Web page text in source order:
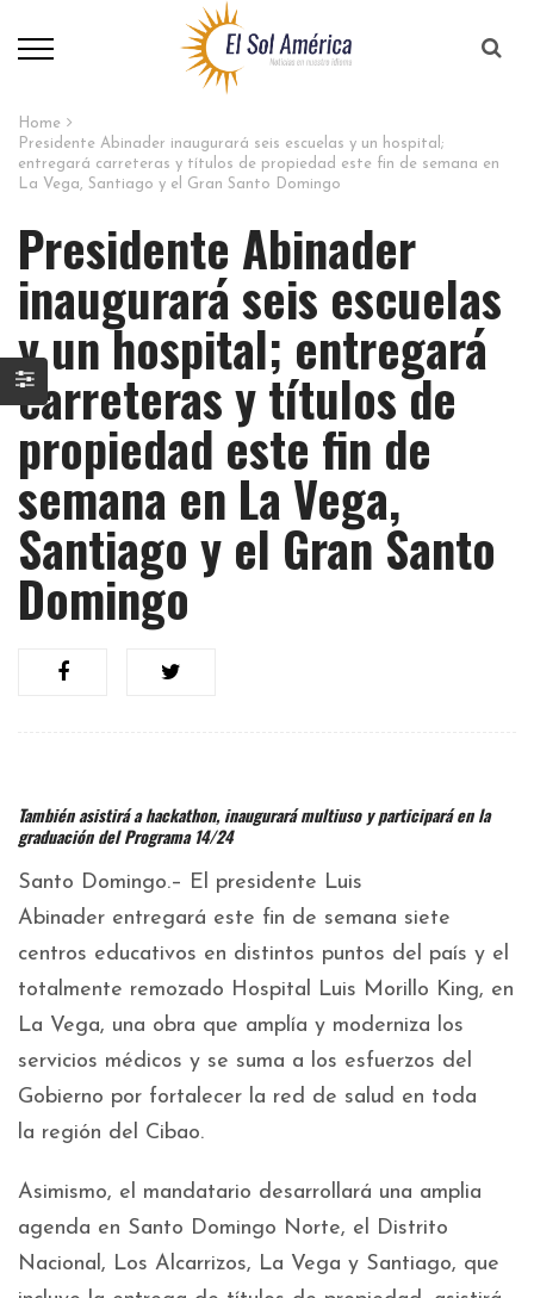
Home
Presidente Abinader inaugurará seis escuelas y un hospital;
entregará carreteras y títulos de propiedad este fin de semana en
La Vega, Santiago y el Gran Santo Domingo
Presidente Abinader
inaugurará seis escuelas
y un hospital; entregará
carreteras y títulos de
propiedad este fin de
semana en La Vega,
Santiago y el Gran Santo
Domingo
También asistirá a hackathon, inaugurará multiuso y participará en la
graduación del Programa 14/24
Santo Domingo.– El presidente Luis
Abinader entregará este fin de semana siete
centros educativos en distintos puntos del país y el
totalmente remozado Hospital Luis Morillo King, en
La Vega, una obra que amplía y moderniza los
servicios médicos y se suma a los esfuerzos del
Gobierno por fortalecer la red de salud en toda
la región del Cibao.
Asimismo, el mandatario desarrollará una amplia
agenda en Santo Domingo Norte, el Distrito
Nacional, Los Alcarrizos, La Vega y Santiago, que